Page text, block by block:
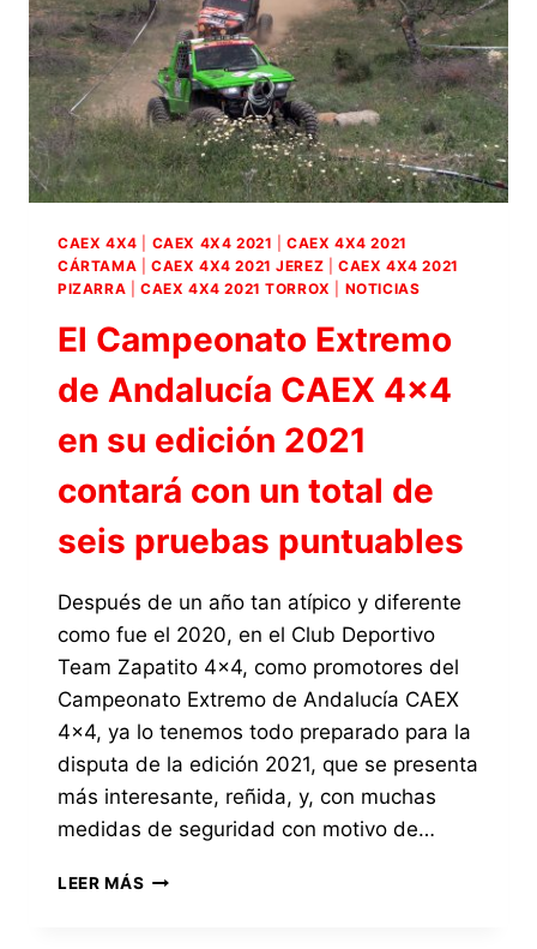
DE
JEREZ
ACOGERÁ
LA
SEXTA
PRUEBA
DEL
CAMPEONATO
DE
ANDALUCÍA
CAEX
CAEX 4X4 CAEX 4X4 2021 |CAEX 4X4 2021
CÁRTAMA
CAEX 4X4 2021 JEREZ |CAEX 4X4 2021
PIZARRA
CAEX 4X4 2021 TORROX NOTICIAS
El Campeonato Extremo
de Andalucía CAEX 4×4
en su edición 2021
contará con un total de
seis pruebas puntuables
Después de un año tan atípico y diferente
como fue el 2020, en el Club Deportivo
Team Zapatito 4×4, como promotores del
Campeonato Extremo de Andalucía CAEX
4×4, ya lo tenemos todo preparado para la
disputa de la edición 2021, que se presenta
más interesante, reñida, y, con muchas
medidas de seguridad con motivo de…
LEER MÁS